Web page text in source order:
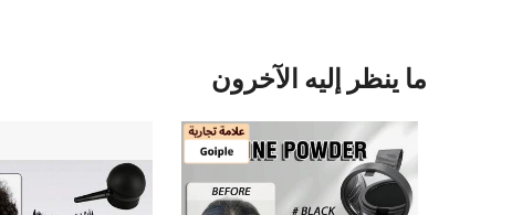
ما ينظر إليه الآخرون